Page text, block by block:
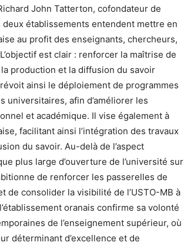
John Tatterton, cofondateur de
établissements entendent mettre en
au profit des enseignants, chercheurs,
est clair : renforcer la maîtrise de
production et la diffusion du savoir
ainsi le déploiement de programmes
universitaires, afin d’améliorer les
et académique. Il vise également à
facilitant ainsi l’intégration des travaux
du savoir. Au-delà de l’aspect
plus large d’ouverture de l’université sur
de renforcer les passerelles de
consolider la visibilité de l’USTO-MB à
oranais confirme sa volonté
de l’enseignement supérieur, où
déterminant d’excellence et de